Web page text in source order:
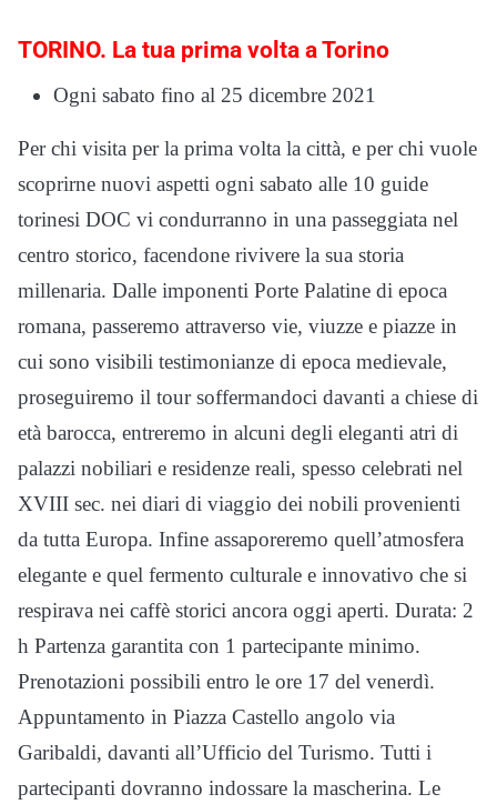
TORINO. La tua prima volta a Torino
Ogni sabato fino al 25 dicembre 2021
Per chi visita per la prima volta la città, e per chi vuole
scoprirne nuovi aspetti ogni sabato alle 10 guide
torinesi DOC vi condurranno in una passeggiata nel
centro storico, facendone rivivere la sua storia
millenaria. Dalle imponenti Porte Palatine di epoca
romana, passeremo attraverso vie, viuzze e piazze in
cui sono visibili testimonianze di epoca medievale,
proseguiremo il tour soffermandoci davanti a chiese di
età barocca, entreremo in alcuni degli eleganti atri di
palazzi nobiliari e residenze reali, spesso celebrati nel
XVIII sec. nei diari di viaggio dei nobili provenienti
da tutta Europa. Infine assaporeremo quell’atmosfera
elegante e quel fermento culturale e innovativo che si
respirava nei caffè storici ancora oggi aperti. Durata: 2
h Partenza garantita con 1 partecipante minimo.
Prenotazioni possibili entro le ore 17 del venerdì.
Appuntamento in Piazza Castello angolo via
Garibaldi, davanti all’Ufficio del Turismo. Tutti i
partecipanti dovranno indossare la mascherina. Le